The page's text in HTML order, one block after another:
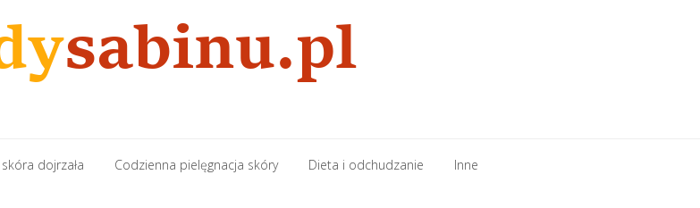
dojrzała Codzienna pielęgnacja skóry Dieta i odchudzanie Inne